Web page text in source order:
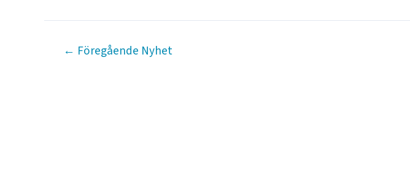
Inläggsnavigering
← Föregående Nyhet